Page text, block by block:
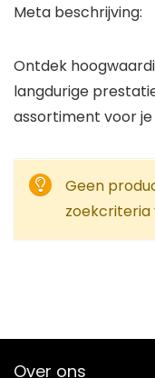
Meta beschrijving:
Ontdek
langdurige
assortiment voor je
Geen
zoekcriteria
Over ons